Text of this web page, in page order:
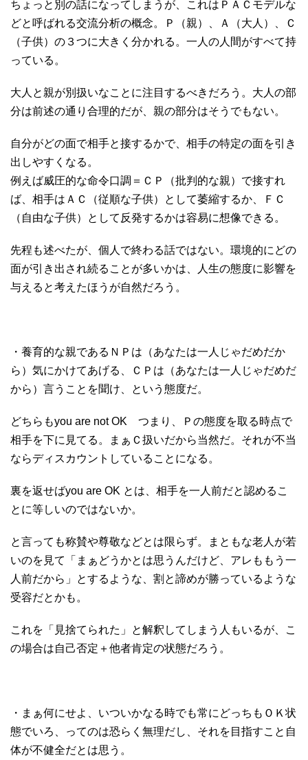
ちょっと別の話になってしまうが、これはＰＡＣモデルな
どと呼ばれる交流分析の概念。Ｐ（親）、Ａ（大人）、Ｃ
（子供）の３つに大きく分かれる。一人の人間がすべて持
っている。
大人と親が別扱いなことに注目するべきだろう。大人の部
分は前述の通り合理的だが、親の部分はそうでもない。
自分がどの面で相手と接するかで、相手の特定の面を引き
出しやすくなる。
例えば威圧的な命令口調＝ＣＰ（批判的な親）で接すれ
ば、相手はＡＣ（従順な子供）として萎縮するか、ＦＣ
（自由な子供）として反発するかは容易に想像できる。
先程も述べたが、個人で終わる話ではない。環境的にどの
面が引き出され続ることが多いかは、人生の態度に影響を
与えると考えたほうが自然だろう。
・養育的な親であるＮＰは（あなたは一人じゃだめだか
ら）気にかけてあげる、ＣＰは（あなたは一人じゃだめだ
から）言うことを聞け、という態度だ。
どちらもyou are not OK つまり、Ｐの態度を取る時点で
相手を下に見てる。まぁＣ扱いだから当然だ。それが不当
ならディスカウントしていることになる。
裏を返せばyou are OK とは、相手を一人前だと認めるこ
とに等しいのではないか。
と言っても称賛や尊敬などとは限らず。まともな老人が若
いのを見て「まぁどうかとは思うんだけど、アレももう一
人前だから」とするような、割と諦めが勝っているような
受容だとかも。
これを「見捨てられた」と解釈してしまう人もいるが、こ
の場合は自己否定＋他者肯定の状態だろう。
・まぁ何にせよ、いついかなる時でも常にどっちもＯＫ状
態でいろ、ってのは恐らく無理だし、それを目指すこと自
体が不健全だとは思う。